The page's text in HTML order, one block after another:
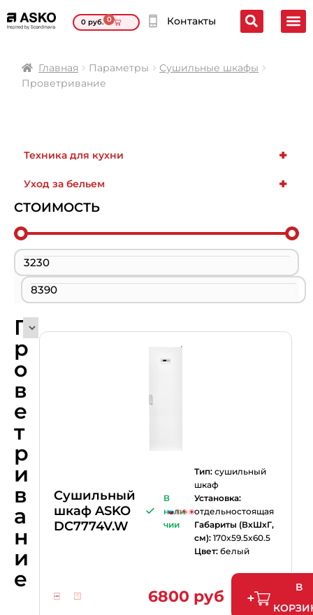
0руб. 0 Контакты
Главная Параметры
Сушильные шкафы
Проветривание
+
Техника для кухни
+
Уход за бельем
СТОИМОСТЬ
П
р
о
в
е
т
р
и
в
а
н
и
е
Cушильный
шкаф ASKO
DC7774V.W
В
нали
чии
Тип: сушильный
шкаф
Установка:
отдельностоящая
Габариты (ВхШхГ,
см): 170x59.5x60.5
Цвет: белый
6800 руб
В